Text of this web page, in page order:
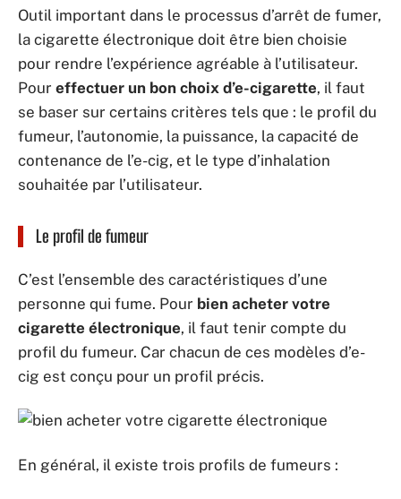
Outil important dans le processus d’arrêt de fumer,
la cigarette électronique doit être bien choisie
pour rendre l’expérience agréable à l’utilisateur.
Pour effectuer un bon choix d’e-cigarette, il faut
se baser sur certains critères tels que : le profil du
fumeur, l’autonomie, la puissance, la capacité de
contenance de l’e-cig, et le type d’inhalation
souhaitée par l’utilisateur.
Le profil de fumeur
C’est l’ensemble des caractéristiques d’une
personne qui fume. Pour bien acheter votre
cigarette électronique, il faut tenir compte du
profil du fumeur. Car chacun de ces modèles d’e-
cig est conçu pour un profil précis.
En général, il existe trois profils de fumeurs :